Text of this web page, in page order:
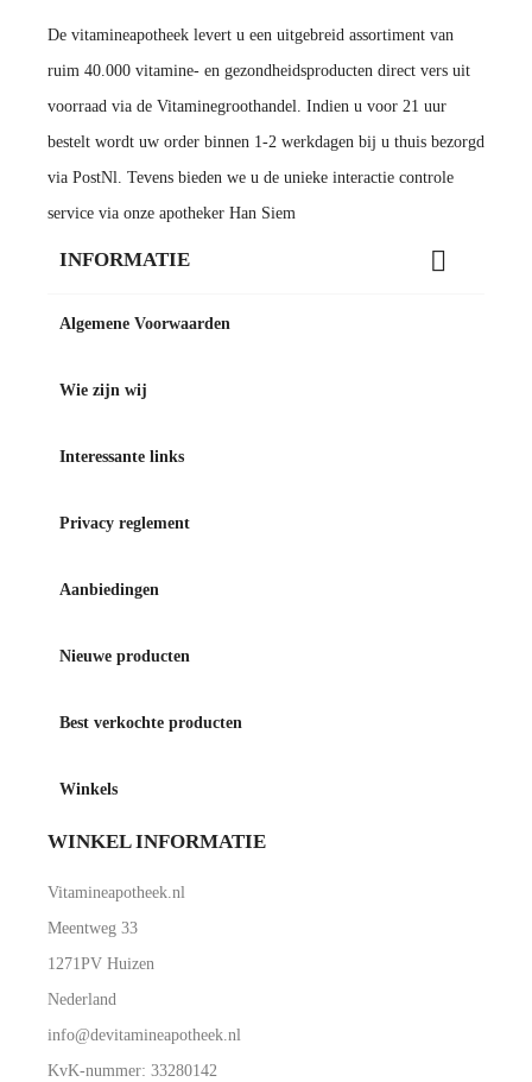
De vitamineapotheek levert u een uitgebreid assortiment van
ruim 40.000 vitamine- en gezondheidsproducten direct vers uit
voorraad via de Vitaminegroothandel. Indien u voor 21 uur
bestelt wordt uw order binnen 1-2 werkdagen bij u thuis bezorgd
via PostNl. Tevens bieden we u de unieke interactie controle
service via onze apotheker Han Siem
INFORMATIE 
Algemene Voorwaarden
Wie zijn wij
Interessante links
Privacy reglement
Aanbiedingen
Nieuwe producten
Best verkochte producten
Winkels
WINKEL INFORMATIE
Vitamineapotheek.nl
Meentweg 33
1271PV Huizen
Nederland
info@devitamineapotheek.nl
KvK-nummer: 33280142